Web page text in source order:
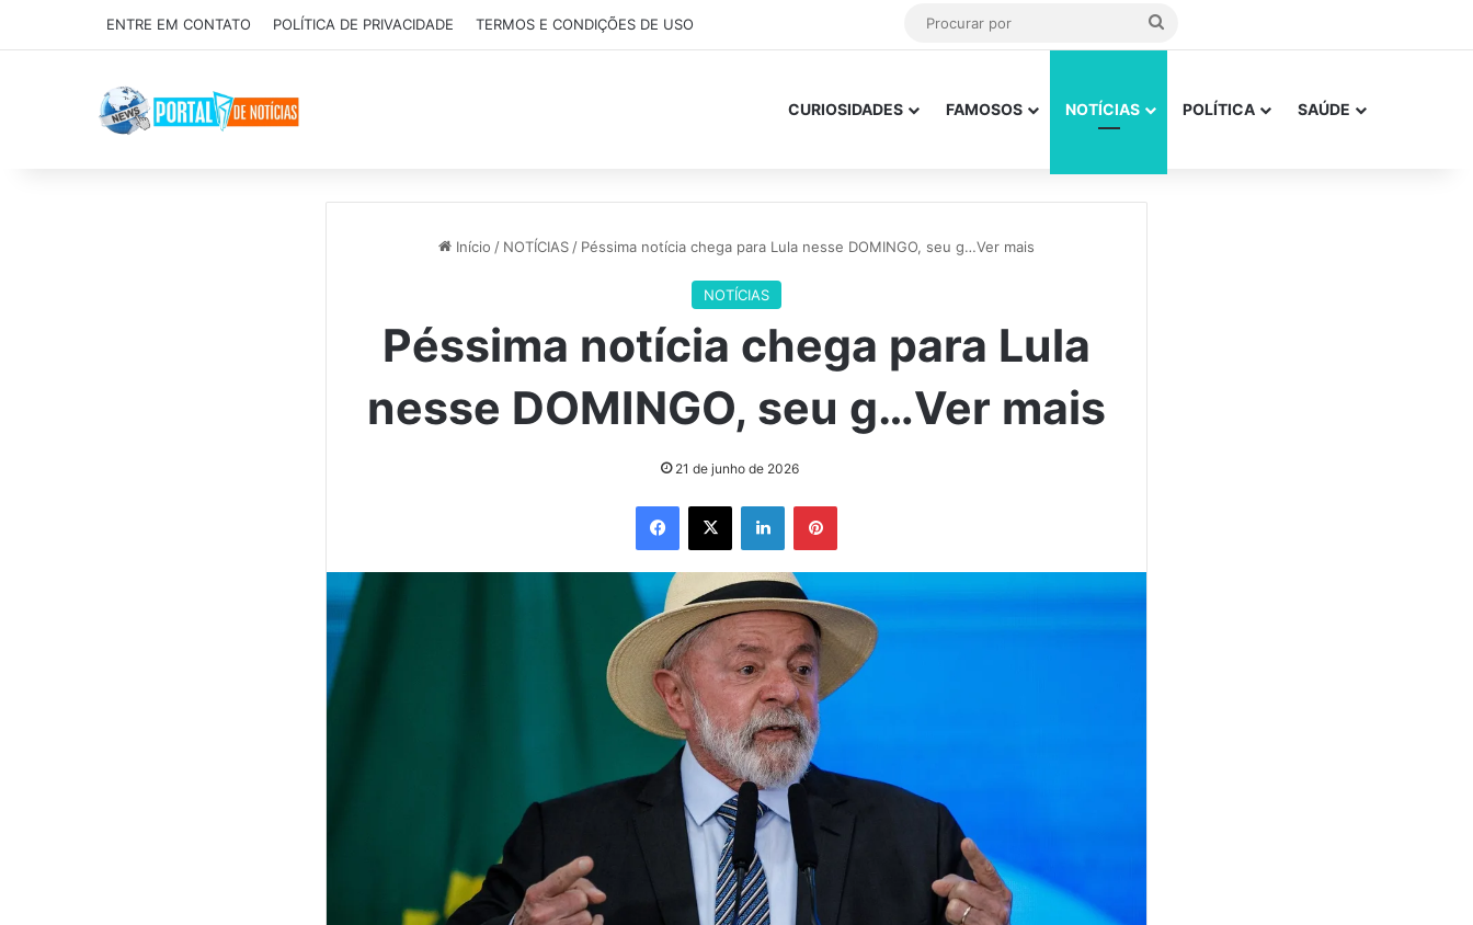
ENTRE EM CONTATO POLÍTICA DE PRIVACIDADE TERMOS E CONDIÇÕES DE USO
CURIOSIDADES FAMOSOS NOTÍCIAS POLÍTICA SAÚDE
Início / NOTÍCIAS / Péssima notícia chega para Lula nesse DOMINGO, seu g…Ver mais
NOTÍCIAS
Péssima notícia chega para Lula
nesse DOMINGO, seu g…Ver mais
21 de junho de 2026
Facebook
X LinkedinPinterest